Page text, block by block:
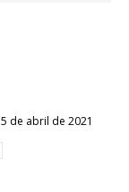
5 de abril de 2021